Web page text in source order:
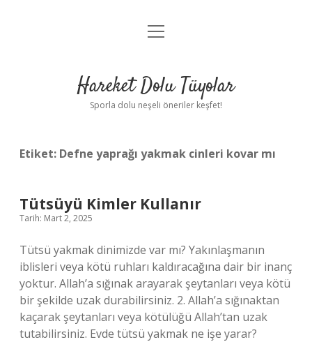
Anasayfa
Yasal Uyarı
menüyü
Hareket Dolu Tüyolar
Sporla dolu neşeli öneriler keşfet!
Etiket: Defne yaprağı yakmak cinleri kovar mı
Tütsüyü Kimler Kullanır
Tarih: Mart 2, 2025
Tütsü yakmak dinimizde var mı? Yakınlaşmanın
iblisleri veya kötü ruhları kaldıracağına dair bir inanç
yoktur. Allah’a sığınak arayarak şeytanları veya kötü
bir şekilde uzak durabilirsiniz. 2. Allah’a sığınaktan
kaçarak şeytanları veya kötülüğü Allah’tan uzak
tutabilirsiniz. Evde tütsü yakmak ne işe yarar?